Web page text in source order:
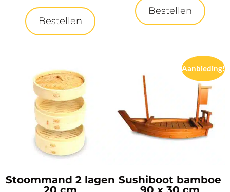
Bestellen
Bestellen
Stoommand 2 lagen
Aanbieding!
Sushiboot bamboe